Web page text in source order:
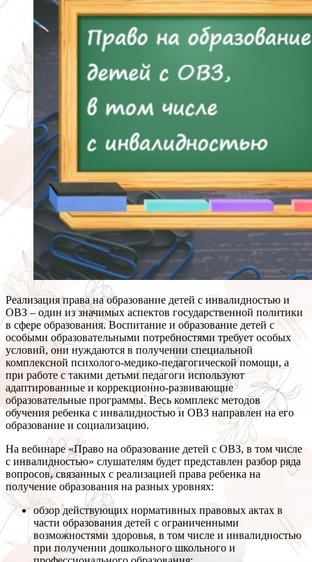
Реализация права на образование детей с инвалидностью и
ОВЗ – один из значимых аспектов государственной политики
в сфере образования. Воспитание и образование детей с
особыми образовательными потребностями требует особых
условий, они нуждаются в получении специальной
комплексной психолого-медико-педагогической помощи, а
при работе с такими детьми педагоги используют
адаптированные и коррекционно-развивающие
образовательные программы. Весь комплекс методов
обучения ребенка с инвалидностью и ОВЗ направлен на его
образование и социализацию.
На вебинаре «Право на образование детей с ОВЗ, в том числе
с инвалидностью» слушателям будет представлен разбор ряда
вопросов, связанных с реализацией права ребенка на
получение образования на разных уровнях:
обзор действующих нормативных правовых актах в
части образования детей с ограниченными
возможностями здоровья, в том числе и инвалидностью
при получении дошкольного школьного и